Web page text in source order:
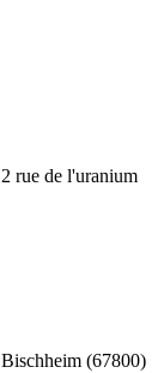
2 rue de l'uranium
Bischheim (67800)